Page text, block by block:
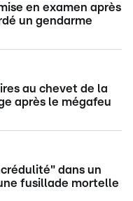
en examen après
un gendarme
au chevet de la
après le mégafeu
dans un
fusillade mortelle